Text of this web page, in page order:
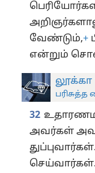
வேண்டும்,+
என்றும்
லூக்கா
32
அவர்கள்
துப்புவார்கள்.
செய்வார்கள்.